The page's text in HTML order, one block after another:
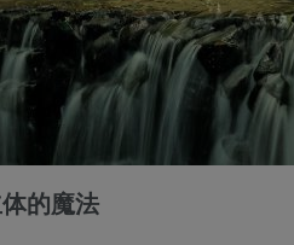
的魔法